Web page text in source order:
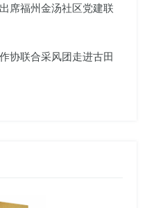
席福州金汤社区党建联
协联合采风团走进古田